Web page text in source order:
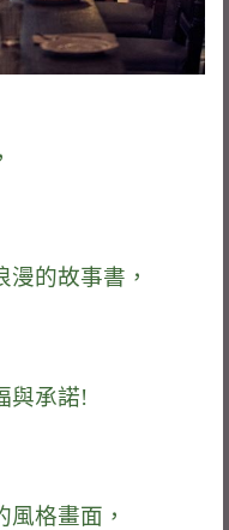
漫的故事書，
與承諾!
格畫面，